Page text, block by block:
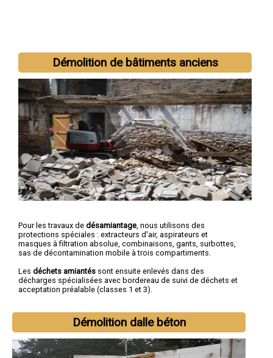
Vierzon,Saint-Amand-Montrond,Saint-Doulchard,Mehun-sur-
Saint-Florent-sur-Cher ,Aubigny-sur-Nère,Saint-Germain-
du-Puy,Dun-sur-Auron,Trouy
Démolition de bâtiments anciens
Pour les travaux de désamiantage , nous utilisons des
protections spéciales : extracteurs d'air, aspirateurs et
masques à filtration absolue, combinaisons, gants, surbottes,
sas de décontamination mobile à trois compartiments.
Les déchets amiantés sont ensuite enlevés dans des
décharges spécialisées avec bordereau de suivi de déchets et
acceptation préalable (classes 1 et 3).
Démolition dalle béton